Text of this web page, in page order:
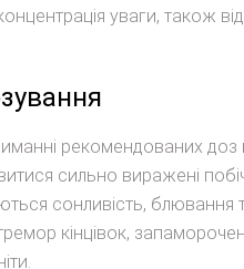
уваги, також
рекомендованих доз
сильно виражені
сонливість, блювання
тремор кінцівок,